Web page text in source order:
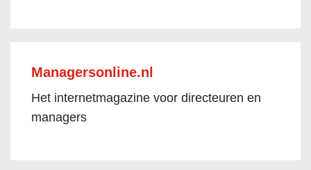
Managersonline.nl
Het internetmagazine voor directeuren en
managers